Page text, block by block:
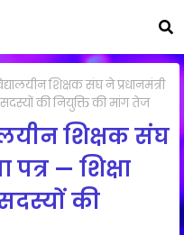
शिक्षक संघ ने प्रधानमंत्री
की नियुक्ति की मांग तेज
शिक्षक संघ
पत्र — शिक्षा
की